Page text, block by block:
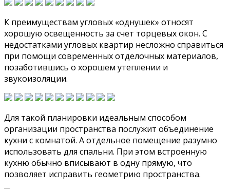
К преимуществам угловых «однушек» относят
хорошую освещенность за счет торцевых окон. С
недостатками угловых квартир несложно справиться
при помощи современных отделочных материалов,
позаботившись о хорошем утеплении и
звукоизоляции.
Для такой планировки идеальным способом
организации пространства послужит объединение
кухни с комнатой. А отдельное помещение разумно
использовать для спальни. При этом встроенную
кухню обычно вписывают в одну прямую, что
позволяет исправить геометрию пространства.